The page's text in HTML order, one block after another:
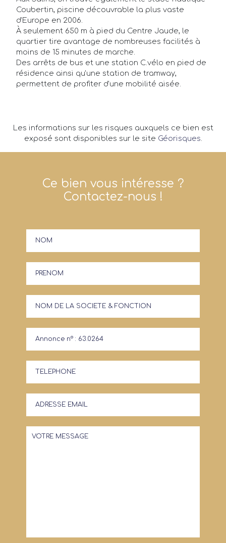
Coubertin, piscine découvrable la plus vaste
d'Europe en 2006.
À seulement 650 m à pied du Centre Jaude, le
quartier tire avantage de nombreuses facilités à
moins de 15 minutes de marche.
Des arrêts de bus et une station C.vélo en pied de
résidence ainsi qu'une station de tramway,
permettent de profiter d'une mobilité aisée.
Les informations sur les risques auxquels ce bien est
exposé sont disponibles sur le site Géorisques
Ce bien vous intéresse ?
Contactez-nous !